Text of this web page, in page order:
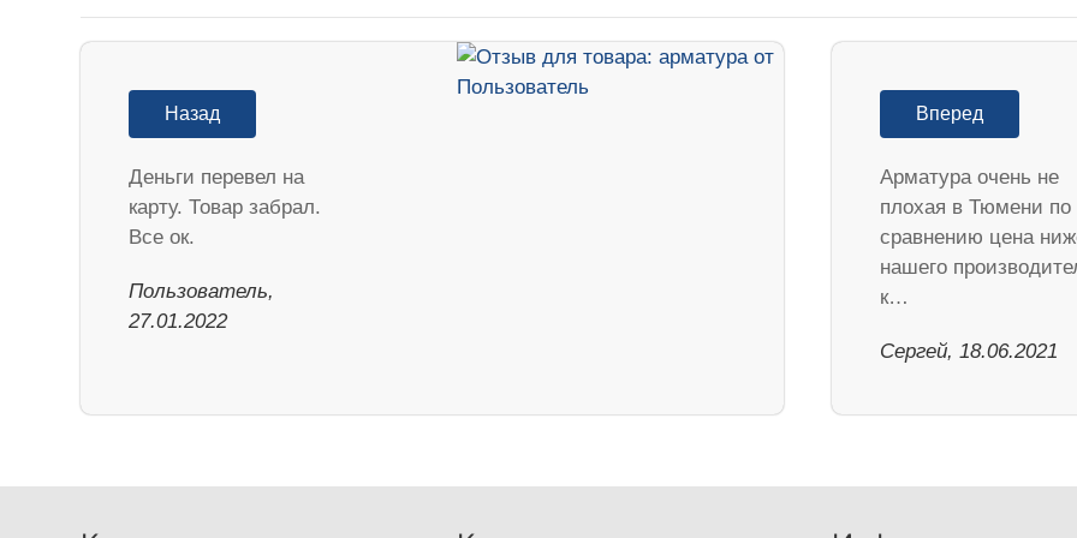
Назад
Деньги перевел на
карту. Товар забрал.
Все ок.
Пользователь,
27.01.2022
Вперед
Арматура очень не
плохая в Тюмени по
сравнению цена
нашего
к…
Сергей, 18.06.2021